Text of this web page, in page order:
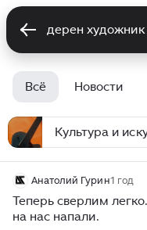
Всё Новости
Культура и
Анатолий Гурин1 год
Теперь сверлим
на нас напали.